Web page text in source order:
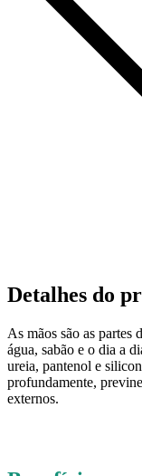
Detalhes do
As mãos são as partes
água, sabão e o dia a
ureia, pantenol e
profundamente,
externos.